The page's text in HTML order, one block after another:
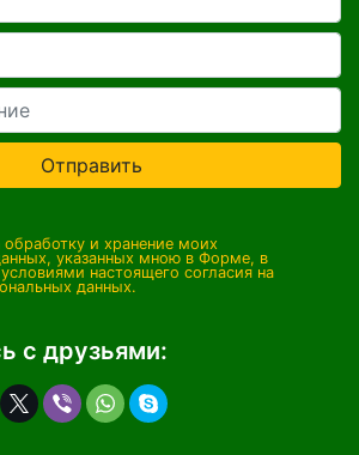
Отправить
и хранение моих
указанных мною в Форме, в
настоящего согласия на
данных.
с друзьями: